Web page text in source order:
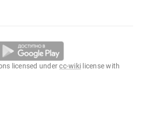
licensed undercc-wiki license with